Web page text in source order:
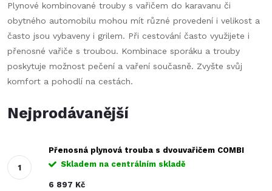
Plynové kombinované trouby s vařičem do karavanu či
obytného automobilu mohou mít různé provedení i velikost a
často jsou vybaveny i grilem. Při cestování často využijete i
přenosné vařiče s troubou. Kombinace sporáku a trouby
poskytuje možnost pečení a vaření současně. Zvyšte svůj
komfort a pohodlí na cestách.
Nejprodávanější
Přenosná plynová trouba s dvouvařičem COMBI
Skladem na centrálním skladě
6 897 Kč